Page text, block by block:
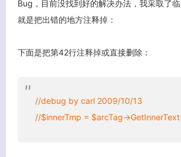
Bug，目前没找到好的解决办法，我采取了临
就是把出错的地方注释掉：
下面是把第42行注释掉或直接删除：
//debug by carl 2009/10/13
//$innerTmp = $arcTag-